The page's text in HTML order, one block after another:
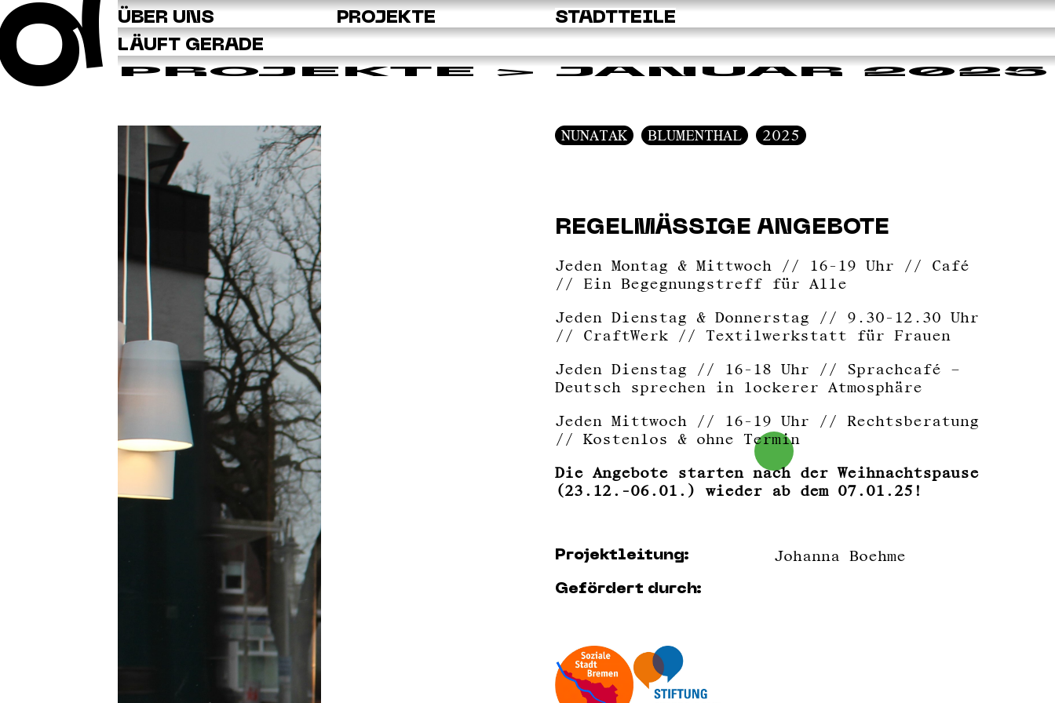
ÜBER UNS PROJEKTE
STADTTEILE
LÄUFT GERADE
PROJEKTE > JANUAR 2025
NUNATAK BLUMENTHAL 2025
REGELMÄSSIGE ANGEBOTE
Jeden Montag & Mittwoch // 16-19 Uhr // Café
// Ein Begegnungstreff für Alle
Jeden Dienstag & Donnerstag // 9.30-12.30 Uhr
// CraftWerk // Textilwerkstatt für Frauen
Jeden Dienstag // 16-18 Uhr // Sprachcafé –
Deutsch sprechen in lockerer Atmosphäre
Jeden Mittwoch // 16-19 Uhr // Rechtsberatung
// Kostenlos & ohne Termin
Die Angebote starten nach der Weihnachtspause
(23.12.-06.01.) wieder ab dem 07.01.25!
Projektleitung: Johanna Boehme
Gefördert durch: